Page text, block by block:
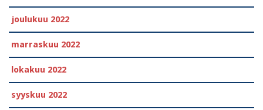
joulukuu 2022
marraskuu 2022
lokakuu 2022
syyskuu 2022